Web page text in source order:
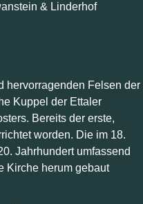
& Linderhof
hervorragenden Felsen der
Kuppel der Ettaler
Bereits der erste,
worden. Die im 18.
Jahrhundert umfassend
Kirche herum gebaut